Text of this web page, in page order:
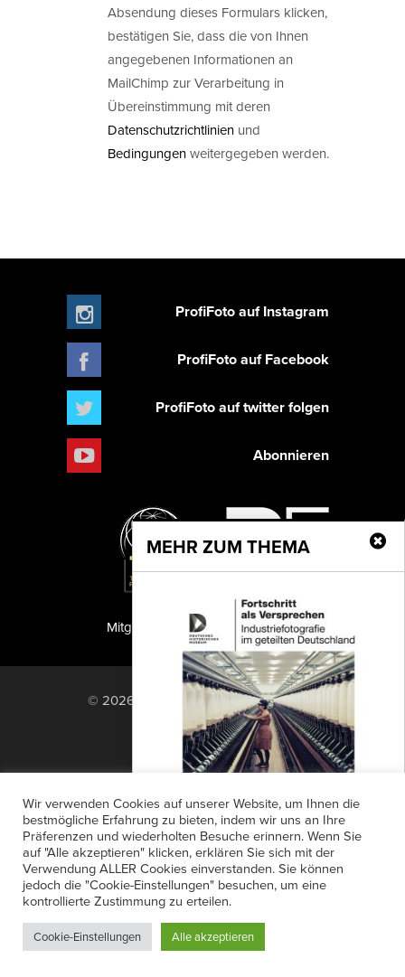
Absendung dieses Formulars klicken,
bestätigen Sie, dass die von Ihnen
angegebenen Informationen an
MailChimp zur Verarbeitung in
Übereinstimmung mit deren
Datenschutzrichtlinien und
Bedingungenweitergegeben werden.
MEHR ZUM THEMA
Fortschritt als Versprechen
Der Band untersucht
„Industriefotografie im geteilten
Deutschland“. Industrie war für
Deutschland lange identitätsstiftend....
ProfiFoto auf Instagram
ProfiFoto auf Facebook
ProfiFoto auf twitter folgen
Abonnieren
PF Publishing GmbH
Mitglied der TIPA
© 2026 PF Publishing GmbH. All rights
reserved.
Nach oben
Anzeigensuche
Shop
Zahlungsarten
Widerrufsbelehrung
Datenschutz
AGB
Newsletter-Anmeldung
Verträge hier kündigen
Mein Account
Passwort vergessen
Wir verwenden Cookies auf unserer Website, um Ihnen die
bestmögliche Erfahrung zu bieten, indem wir uns an Ihre
Präferenzen und wiederholten Besuche erinnern. Wenn Sie
auf "Alle akzeptieren" klicken, erklären Sie sich mit der
Verwendung ALLER Cookies einverstanden. Sie können
jedoch die "Cookie-Einstellungen" besuchen, um eine
kontrollierte Zustimmung zu erteilen.
Cookie-Einstellungen Alle akzeptieren